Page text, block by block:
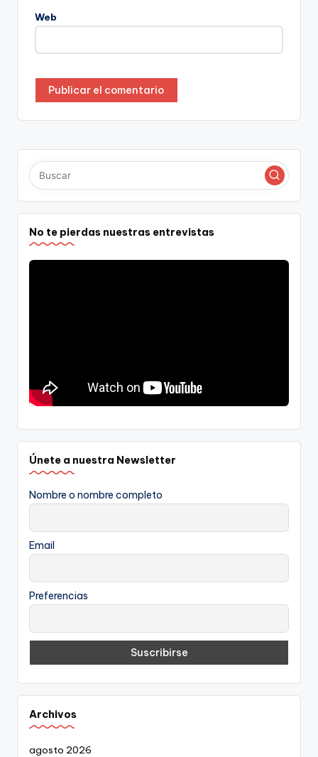
Web
No te pierdas nuestras entrevistas
Únete a nuestra Newsletter
Nombre o nombre completo
Email
Preferencias
Archivos
agosto 2026